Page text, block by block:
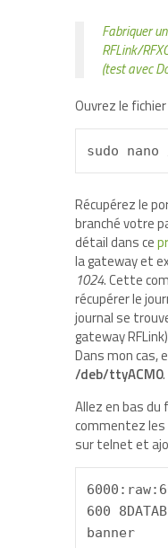
Fabriquer
RFLink/
(test avec
Ouvrez le
sudo
Récupérez le
branché votre
détail dans ce
la gateway et
1024. Cette
récupérer le
journal se
gateway
Dans mon cas,
/deb/ttyACM0.
Allez en bas
commentez
sur telnet et
600
banner